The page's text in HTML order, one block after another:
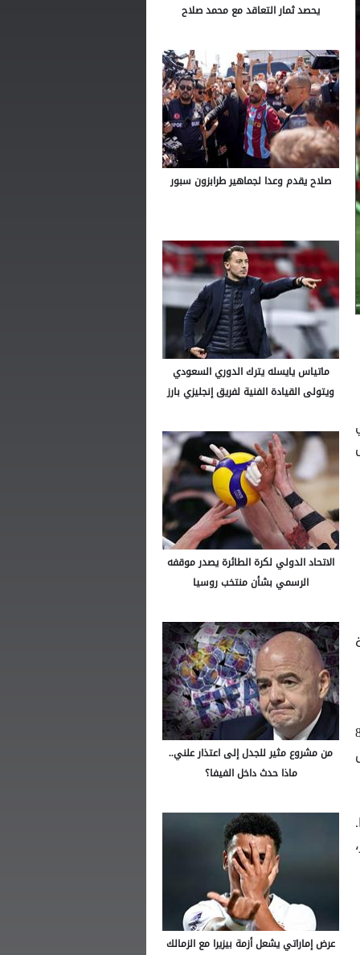
و800
يحصد ثمار التعاقد مع محمد صلاح
صلاح يقدم وعدا لجماهير طرابزون سبور
ماتياس يايسله يترك الدوري السعودي
ويتولى القيادة الفنية لفريق إنجليزي بارز
الاتحاد الدولي لكرة الطائرة يصدر موقفه
الرسمي بشأن منتخب روسيا
من مشروع مثير للجدل إلى اعتذار علني..
ماذا حدث داخل الفيفا؟
عرض إماراتي يشعل أزمة بيزيرا مع الزمالك